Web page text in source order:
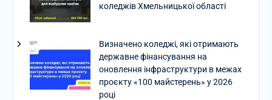
коледжів Хмельницької області
Визначено коледжі, які отримають
державне фінансування на
оновлення інфраструктури в межах
проєкту «100 майстерень» у 2026
році